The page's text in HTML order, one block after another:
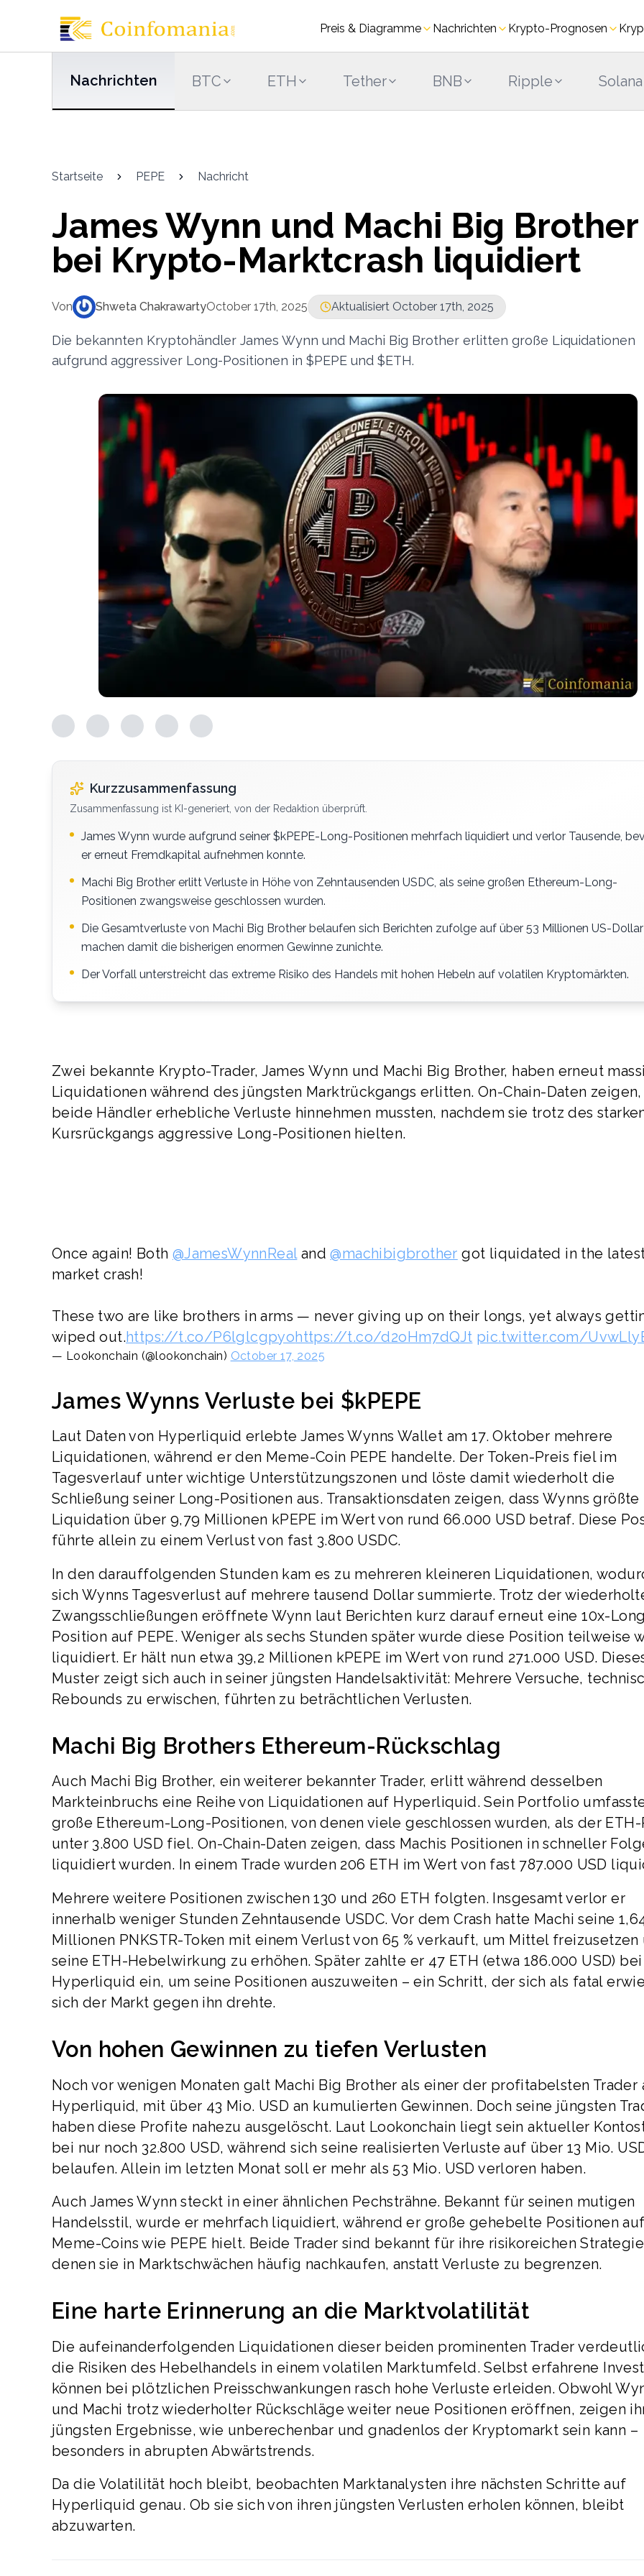
Preis & Diagramme Nachrichten Krypto-Prognosen
Nachrichten BTC ETH Tether BNB Ripple Solana
Startseite PEPE Nachricht
James Wynn und Machi Big Brother
bei Krypto-Marktcrash liquidiert
Von Shweta ChakrawartyOctober 17th, 2025 Aktualisiert October 17th, 2025
Die bekannten Kryptohändler James Wynn und Machi Big Brother erlitten große Liquidationen
aufgrund aggressiver Long-Positionen in $PEPE und $ETH.
Kurzzusammenfassung
Zusammenfassung ist KI-generiert, von der Redaktion überprüft.
James Wynn wurde aufgrund seiner $kPEPE-Long-Positionen mehrfach liquidiert und verlor Tausende,
er erneut Fremdkapital aufnehmen konnte.
Machi Big Brother erlitt Verluste in Höhe von Zehntausenden USDC, als seine großen Ethereum-Long-
Positionen zwangsweise geschlossen wurden.
Die Gesamtverluste von Machi Big Brother belaufen sich Berichten zufolge auf über 53 Millionen US-
machen damit die bisherigen enormen Gewinne zunichte.
Der Vorfall unterstreicht das extreme Risiko des Handels mit hohen Hebeln auf volatilen Kryptomärkten.
Zwei bekannte Krypto-Trader, James Wynn und Machi Big Brother, haben erneut
Liquidationen während des jüngsten Marktrückgangs erlitten. On-Chain-Daten zeigen,
beide Händler erhebliche Verluste hinnehmen mussten, nachdem sie trotz des
Kursrückgangs aggressive Long-Positionen hielten.
Once again! Both @JamesWynnRealand@machibigbrother got liquidated in the
market crash!
These two are like brothers in arms — never giving up on their longs, yet always
wiped out.https://t.co/P6lglcgpyohttps://t.co/d2oHm7dQJt pic.twitter.com/
— Lookonchain (@lookonchain) October 17, 2025
James Wynns Verluste bei $kPEPE
Laut Daten von Hyperliquid erlebte James Wynns Wallet am 17. Oktober mehrere
Liquidationen, während er den Meme-Coin PEPE handelte. Der Token-Preis fiel im
Tagesverlauf unter wichtige Unterstützungszonen und löste damit wiederholt die
Schließung seiner Long-Positionen aus. Transaktionsdaten zeigen, dass Wynns größte
Liquidation über 9,79 Millionen kPEPE im Wert von rund 66.000 USD betraf. Diese
führte allein zu einem Verlust von fast 3.800 USDC.
In den darauffolgenden Stunden kam es zu mehreren kleineren Liquidationen,
sich Wynns Tagesverlust auf mehrere tausend Dollar summierte. Trotz der
Zwangsschließungen eröffnete Wynn laut Berichten kurz darauf erneut eine 10x-
Position auf PEPE. Weniger als sechs Stunden später wurde diese Position teilweise
liquidiert. Er hält nun etwa 39,2 Millionen kPEPE im Wert von rund 271.000 USD.
Muster zeigt sich auch in seiner jüngsten Handelsaktivität: Mehrere Versuche,
Rebounds zu erwischen, führten zu beträchtlichen Verlusten.
Machi Big Brothers Ethereum-Rückschlag
Auch Machi Big Brother, ein weiterer bekannter Trader, erlitt während desselben
Markteinbruchs eine Reihe von Liquidationen auf Hyperliquid. Sein Portfolio
große Ethereum-Long-Positionen, von denen viele geschlossen wurden, als der ETH-
unter 3.800 USD fiel. On-Chain-Daten zeigen, dass Machis Positionen in schneller
liquidiert wurden. In einem Trade wurden 206 ETH im Wert von fast 787.000 USD
Mehrere weitere Positionen zwischen 130 und 260 ETH folgten. Insgesamt verlor er
innerhalb weniger Stunden Zehntausende USDC. Vor dem Crash hatte Machi seine
Millionen PNKSTR-Token mit einem Verlust von 65 % verkauft, um Mittel freizusetzen
seine ETH-Hebelwirkung zu erhöhen. Später zahlte er 47 ETH (etwa 186.000 USD) bei
Hyperliquid ein, um seine Positionen auszuweiten – ein Schritt, der sich als fatal
sich der Markt gegen ihn drehte.
Von hohen Gewinnen zu tiefen Verlusten
Noch vor wenigen Monaten galt Machi Big Brother als einer der profitabelsten Trader
Hyperliquid, mit über 43 Mio. USD an kumulierten Gewinnen. Doch seine jüngsten
haben diese Profite nahezu ausgelöscht. Laut Lookonchain liegt sein aktueller
bei nur noch 32.800 USD, während sich seine realisierten Verluste auf über 13 Mio.
belaufen. Allein im letzten Monat soll er mehr als 53 Mio. USD verloren haben.
Auch James Wynn steckt in einer ähnlichen Pechsträhne. Bekannt für seinen mutigen
Handelsstil, wurde er mehrfach liquidiert, während er große gehebelte Positionen auf
Meme-Coins wie PEPE hielt. Beide Trader sind bekannt für ihre risikoreichen
denen sie in Marktschwächen häufig nachkaufen, anstatt Verluste zu begrenzen.
Eine harte Erinnerung an die Marktvolatilität
Die aufeinanderfolgenden Liquidationen dieser beiden prominenten Trader
die Risiken des Hebelhandels in einem volatilen Marktumfeld. Selbst erfahrene
können bei plötzlichen Preisschwankungen rasch hohe Verluste erleiden. Obwohl
und Machi trotz wiederholter Rückschläge weiter neue Positionen eröffnen, zeigen
jüngsten Ergebnisse, wie unberechenbar und gnadenlos der Kryptomarkt sein kann –
besonders in abrupten Abwärtstrends.
Da die Volatilität hoch bleibt, beobachten Marktanalysten ihre nächsten Schritte auf
Hyperliquid genau. Ob sie sich von ihren jüngsten Verlusten erholen können, bleibt
abzuwarten.